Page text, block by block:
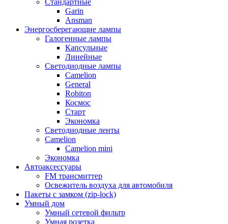
Стандартные
Garin
Ansman
Энергосберегающие лампы
Галогенные лампы
Капсульные
Линейные
Светодиодные лампы
Camelion
General
Robiton
Космос
Старт
Экономка
Светодиодные ленты
Camelion
Camelion mini
Экономка
Автоаксессуары
FM трансмиттер
Освежитель воздуха для автомобиля
Пакеты с замком (zip-lock)
Умный дом
Умный сетевой фильтр
Умная розетка